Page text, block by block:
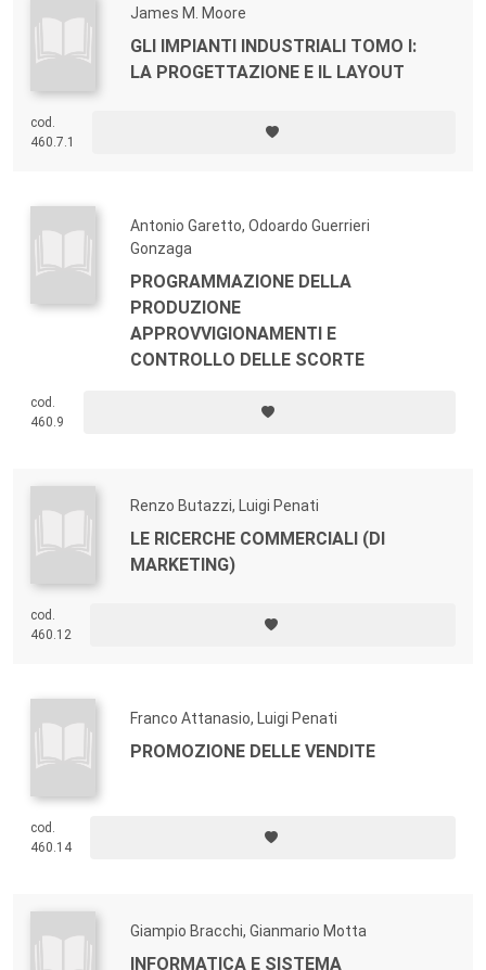
James M. Moore
GLI IMPIANTI INDUSTRIALI TOMO I:
LA PROGETTAZIONE E IL LAYOUT
cod.
460.7.1
Antonio Garetto, Odoardo Guerrieri
Gonzaga
PROGRAMMAZIONE DELLA
PRODUZIONE
APPROVVIGIONAMENTI E
CONTROLLO DELLE SCORTE
cod.
460.9
Renzo Butazzi, Luigi Penati
LE RICERCHE COMMERCIALI (DI
MARKETING)
cod.
460.12
Franco Attanasio, Luigi Penati
PROMOZIONE DELLE VENDITE
cod.
460.14
Giampio Bracchi, Gianmario Motta
INFORMATICA E SISTEMA